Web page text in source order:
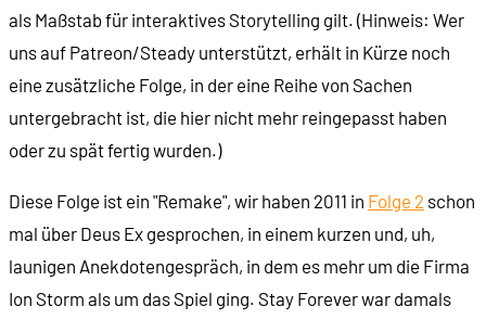
00:23:37 "Wähle deinen eigenen Weg"
00:25:24 Eine Serie von Mikro-Entscheidungen
00:27:12 Eine Beispielmission: Hong-Kong, China
00:29:22 Vor dem Queen's Tower
00:29:45 Gunnar: Der Action-Weg
als Maßstab für interaktives Storytelling gilt. (Hinweis: Wer
uns auf Patreon/Steady unterstützt, erhält in Kürze noch
eine zusätzliche Folge, in der eine Reihe von Sachen
untergebracht ist, die hier nicht mehr reingepasst haben
oder zu spät fertig wurden.)
Diese Folge ist ein "Remake", wir haben 2011 in Folge 2 schon
mal über Deus Ex gesprochen, in einem kurzen und, uh,
launigen Anekdotengespräch, in dem es mehr um die Firma
Ion Storm als um das Spiel ging. Stay Forever war damals